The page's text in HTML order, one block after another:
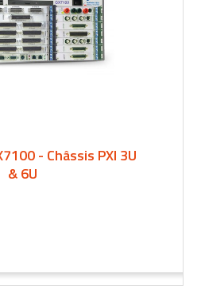
- Châssis PXI 3U
& 6U